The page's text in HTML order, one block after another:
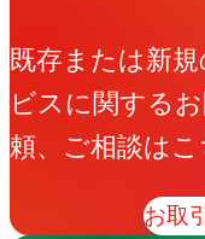
既存または新
ビスに関する
頼、ご相談はこ
お取